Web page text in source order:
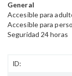
General
Accesible para
Accesible para
Seguridad 24 horas
ID: